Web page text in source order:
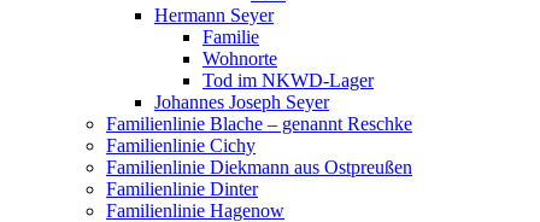
Hermann Seyer
Familie
Wohnorte
Tod im NKWD-Lager
Johannes Joseph Seyer
Familienlinie Blache – genannt Reschke
Familienlinie Cichy
Familienlinie Diekmann aus Ostpreußen
Familienlinie Dinter
Familienlinie Hagenow